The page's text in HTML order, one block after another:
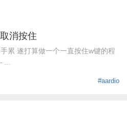
消按住
累 遂打算做一个一直按住w键的程
...
#aardio